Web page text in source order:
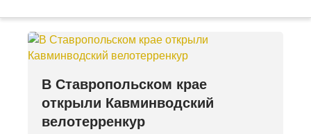
В Ставропольском крае
открыли Кавминводский
велотерренкур